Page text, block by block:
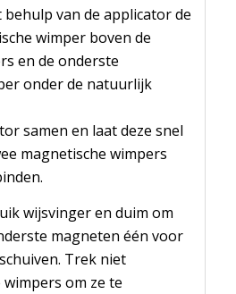
van de applicator de
wimper boven de
en de onderste
onder de natuurlijk
samen en laat deze snel
magnetische wimpers
wijsvinger en duim om
magneten één voor
Trek niet
om ze te